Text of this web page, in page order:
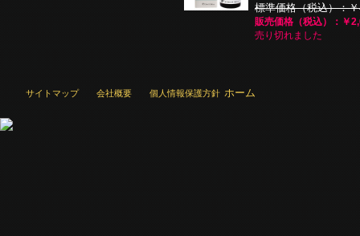
標準価格（税込）：
販売価格（税込）：￥
売り切れました
ホーム
サイトマップ 会社概要 個人情報保護方針